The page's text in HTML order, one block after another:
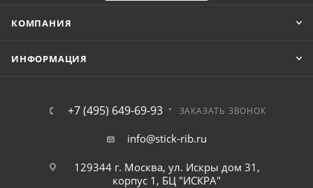
КОМПАНИЯ
ИНФОРМАЦИЯ
+7 (495) 649-69-93 ЗАКАЗАТЬ ЗВОНОК
info@stick-rib.ru
129344 г. Москва, ул. Искры дом 31,
корпус 1, БЦ "ИСКРА"